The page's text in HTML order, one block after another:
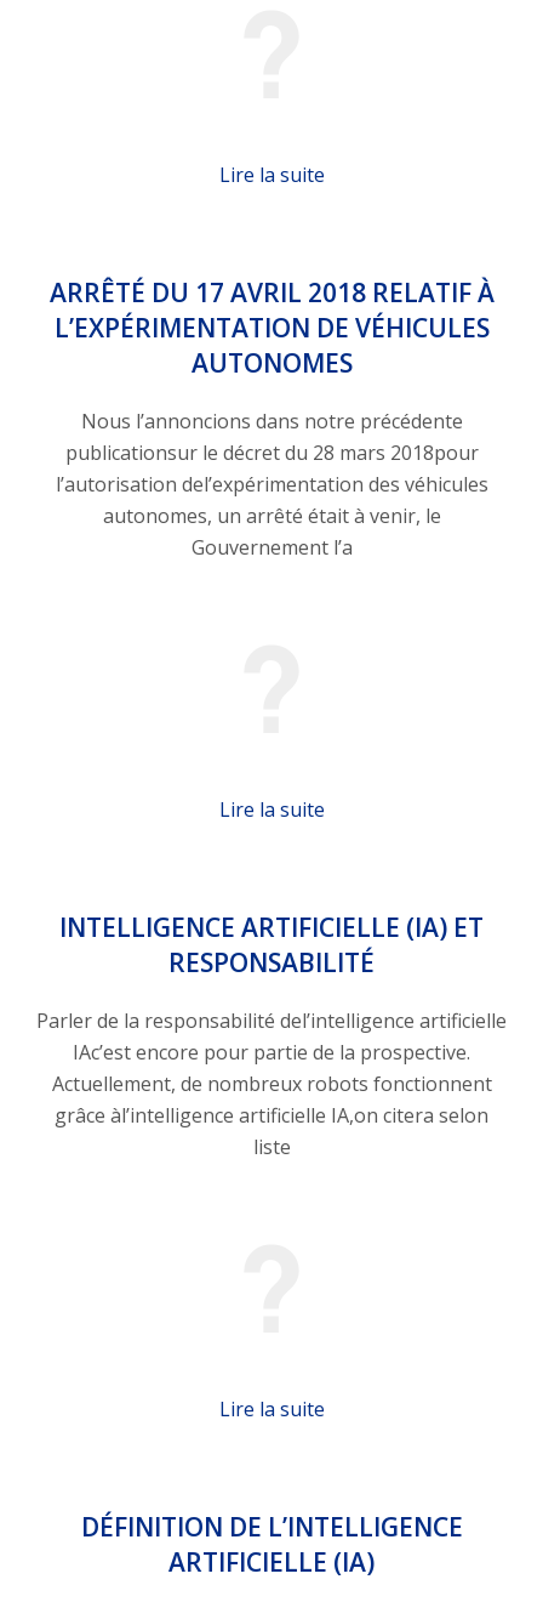
Lire la suite
ARRÊTÉ DU 17 AVRIL 2018 RELATIF À
L’EXPÉRIMENTATION DE VÉHICULES
AUTONOMES
Nous l’annoncions dans notre précédente
publicationsur le décret du 28 mars 2018pour
l’autorisation del’expérimentation des véhicules
autonomes, un arrêté était à venir, le
Gouvernement l’a
Lire la suite
INTELLIGENCE ARTIFICIELLE (IA) ET
RESPONSABILITÉ
Parler de la responsabilité del’intelligence artificielle
IAc’est encore pour partie de la prospective.
Actuellement, de nombreux robots fonctionnent
grâce àl’intelligence artificielle IA,on citera selon
liste
Lire la suite
DÉFINITION DE L’INTELLIGENCE
ARTIFICIELLE (IA)